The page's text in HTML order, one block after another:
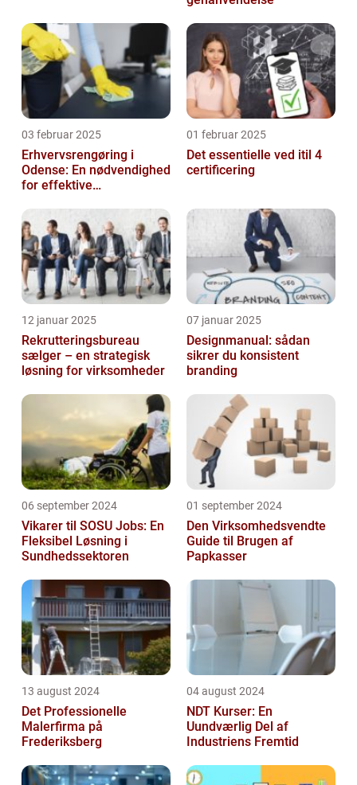
03 februar 2025
Erhvervsrengøring i
Odense: En nødvendighed
for effektive
01 februar 2025
Det essentielle ved itil 4
certificering
12 januar 2025
Rekrutteringsbureau
sælger – en strategisk
løsning for virksomheder
07 januar 2025
Designmanual: sådan
sikrer du konsistent
branding
06 september 2024
Vikarer til SOSU Jobs: En
Fleksibel Løsning i
Sundhedssektoren
01 september 2024
Den Virksomhedsvendte
Guide til Brugen af
Papkasser
13 august 2024
Det Professionelle
Malerfirma på
Frederiksberg
04 august 2024
NDT Kurser: En
Uundværlig Del af
Industriens Fremtid